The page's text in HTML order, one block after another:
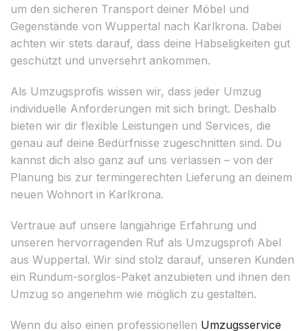
um den sicheren Transport deiner Möbel und
Gegenstände von Wuppertal nach Karlkrona. Dabei
achten wir stets darauf, dass deine Habseligkeiten gut
geschützt und unversehrt ankommen.
Als Umzugsprofis wissen wir, dass jeder Umzug
individuelle Anforderungen mit sich bringt. Deshalb
bieten wir dir flexible Leistungen und Services, die
genau auf deine Bedürfnisse zugeschnitten sind. Du
kannst dich also ganz auf uns verlassen – von der
Planung bis zur termingerechten Lieferung an deinem
neuen Wohnort in Karlkrona.
Vertraue auf unsere langjährige Erfahrung und
unseren hervorragenden Ruf als Umzugsprofi Abel
aus Wuppertal. Wir sind stolz darauf, unseren Kunden
ein Rundum-sorglos-Paket anzubieten und ihnen den
Umzug so angenehm wie möglich zu gestalten.
Wenn du also einen professionellen Umzugsservice